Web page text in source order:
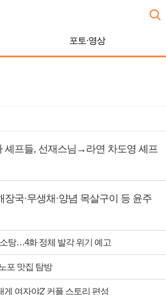
포토·영상
셰프들, 선재스님→라연 차도영 셰프
국·무생채·양념 목살구이 등 윤주
탕…4화 정체 발각 위기 예고
포 맛집 탐방
여자야2' 커플 스토리 편성